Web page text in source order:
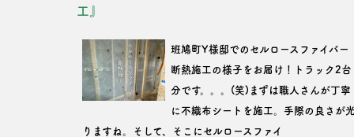
工』
班鳩町Y様邸でのセルロースファイバー
断熱施工の様子をお届け！トラック2台
分です。。。(笑)まずは職人さんが丁寧
に不織布シートを施工。手際の良さが光
りますね。そして、そこにセルロースファイ